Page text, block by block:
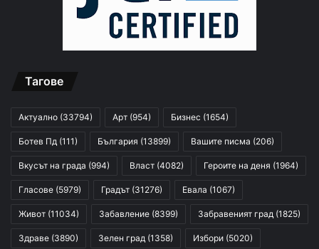
Тагове
Актуално (33794) Арт (954) Бизнес (1654)
Ботев Пд (111) България (13899) Вашите писма (206)
Вкусът на града (994) Власт (4082) Героите на деня (1964)
Гласове (5979) Градът (31276) Евала (1067)
Живот (11034) Забавление (8399) Забравеният град (1825)
Здраве (3890) Зелен град (1358) Избори (5020)